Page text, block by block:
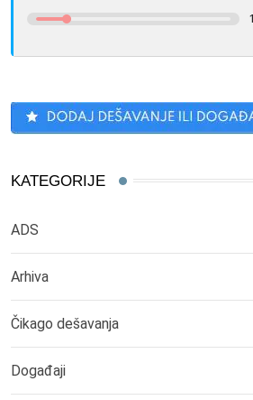
KATEGORIJE
ADS
Arhiva
Čikago dešavanja
Događaji